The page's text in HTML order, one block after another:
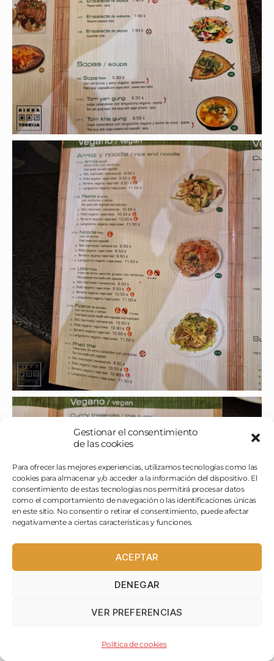
Gestionar el consentimiento
de las cookies
Para ofrecer las mejores experiencias, utilizamos tecnologías como las
cookies para almacenar y/o acceder a la información del dispositivo. El
consentimiento de estas tecnologías nos permitirá procesar datos
como el comportamiento de navegación o las identificaciones únicas
en este sitio. No consentir o retirar el consentimiento, puede afectar
negativamente a ciertas características y funciones.
ACEPTAR
DENEGAR
VER PREFERENCIAS
Política de cookies